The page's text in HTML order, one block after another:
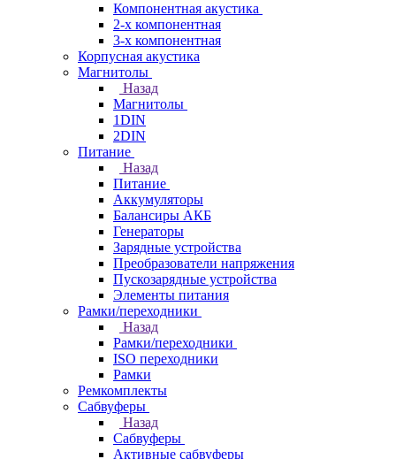
Компонентная акустика
2-х компонентная
3-х компонентная
Корпусная акустика
Магнитолы
Назад
Магнитолы
1DIN
2DIN
Питание
Назад
Питание
Аккумуляторы
Балансиры АКБ
Генераторы
Зарядные устройства
Преобразователи напряжения
Пускозарядные устройства
Элементы питания
Рамки/переходники
Назад
Рамки/переходники
ISO переходники
Рамки
Ремкомплекты
Сабвуферы
Назад
Сабвуферы
Активные сабвуферы